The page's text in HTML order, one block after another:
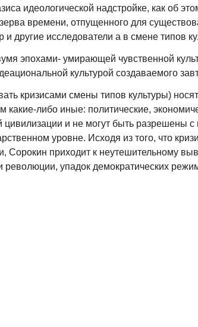
идеологической надстройке, как об
времени, отпущенного для
и другие исследователи а в смене типов
эпохами- умирающей чувственной
культурой создаваемого
кризисами смены типов культуры)
какие-либо иные: политические,
цивилизации и не могут быть разрешены
уровне. Исходя из того, что
Сорокин приходит к неутешительному
упадок демократических